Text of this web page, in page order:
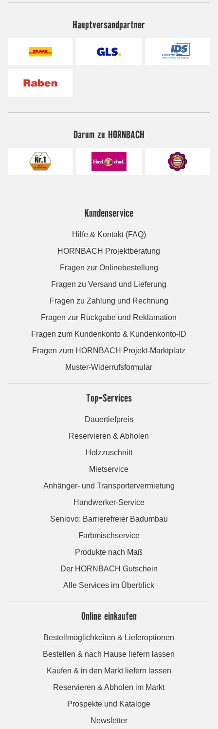
Hauptversandpartner
Darum zu HORNBACH
Kundenservice
Hilfe & Kontakt (FAQ)
HORNBACH Projektberatung
Fragen zur Onlinebestellung
Fragen zu Versand und Lieferung
Fragen zu Zahlung und Rechnung
Fragen zur Rückgabe und Reklamation
Fragen zum Kundenkonto & Kundenkonto-ID
Fragen zum HORNBACH Projekt-Marktplatz
Muster-Widerrufsformular
Top-Services
Dauertiefpreis
Reservieren & Abholen
Holzzuschnitt
Mietservice
Anhänger- und Transportervermietung
Handwerker-Service
Seniovo: Barrierefreier Badumbau
Farbmischservice
Produkte nach Maß
Der HORNBACH Gutschein
Alle Services im Überblick
Online einkaufen
Bestellmöglichkeiten & Lieferoptionen
Bestellen & nach Hause liefern lassen
Kaufen & in den Markt liefern lassen
Reservieren & Abholen im Markt
Prospekte und Kataloge
Newsletter